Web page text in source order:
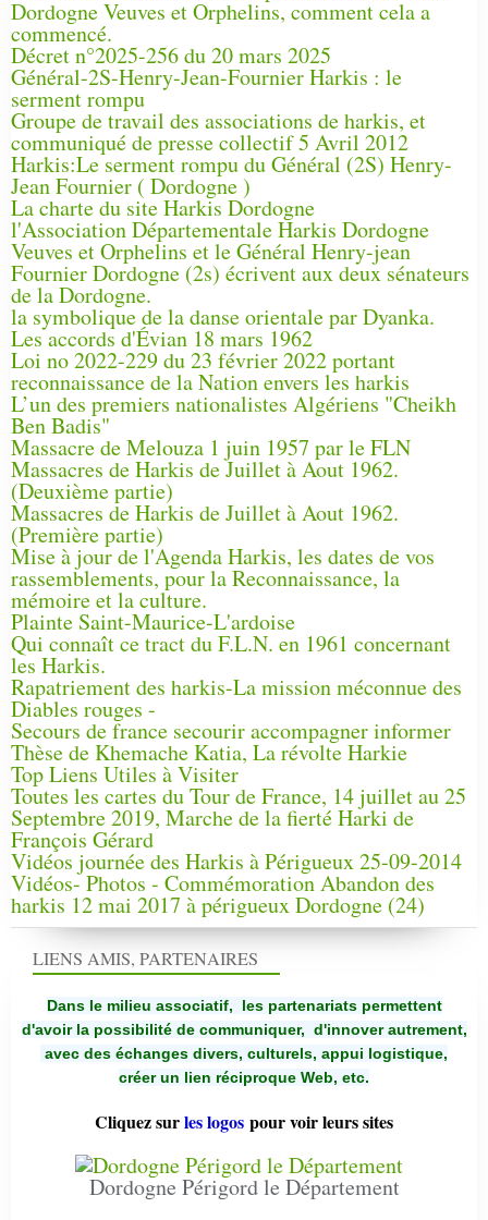
Dordogne Veuves et Orphelins, comment cela a
commencé.
Décret n°2025-256 du 20 mars 2025
Général-2S-Henry-Jean-Fournier Harkis : le
serment rompu
Groupe de travail des associations de harkis, et
communiqué de presse collectif 5 Avril 2012
Harkis:Le serment rompu du Général (2S) Henry-
Jean Fournier ( Dordogne )
La charte du site Harkis Dordogne
l'Association Départementale Harkis Dordogne
Veuves et Orphelins et le Général Henry-jean
Fournier Dordogne (2s) écrivent aux deux sénateurs
de la Dordogne.
la symbolique de la danse orientale par Dyanka.
Les accords d'Évian 18 mars 1962
Loi no 2022-229 du 23 février 2022 portant
reconnaissance de la Nation envers les harkis
L’un des premiers nationalistes Algériens "Cheikh
Ben Badis"
Massacre de Melouza 1 juin 1957 par le FLN
Massacres de Harkis de Juillet à Aout 1962.
(Deuxième partie)
Massacres de Harkis de Juillet à Aout 1962.
(Première partie)
Mise à jour de l'Agenda Harkis, les dates de vos
rassemblements, pour la Reconnaissance, la
mémoire et la culture.
Plainte Saint-Maurice-L'ardoise
Qui connaît ce tract du F.L.N. en 1961 concernant
les Harkis.
Rapatriement des harkis-La mission méconnue des
Diables rouges -
Secours de france secourir accompagner informer
Thèse de Khemache Katia, La révolte Harkie
Top Liens Utiles à Visiter
Toutes les cartes du Tour de France, 14 juillet au 25
Septembre 2019, Marche de la fierté Harki de
François Gérard
Vidéos journée des Harkis à Périgueux 25-09-2014
Vidéos- Photos - Commémoration Abandon des
harkis 12 mai 2017 à périgueux Dordogne (24)
LIENS AMIS, PARTENAIRES
Dans le milieu associatif, les partenariats permettent
d'avoir la possibilité de communiquer, d'innover autrement,
avec des échanges divers, culturels, appui logistique,
créer un lien réciproque Web, etc.
Cliquez surles logos pour voir leurs sites
Dordogne Périgord le Département